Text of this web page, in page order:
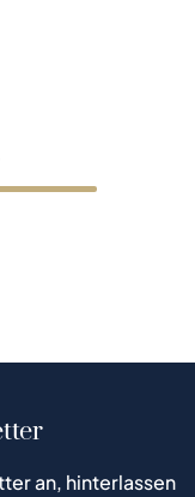
an, hinterlassen